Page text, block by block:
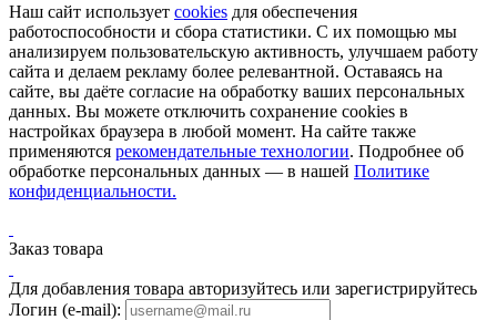
Наш сайт использует cookies для обеспечения
работоспособности и сбора статистики. С их помощью мы
анализируем пользовательскую активность, улучшаем работу
сайта и делаем рекламу более релевантной. Оставаясь на
сайте, вы даёте согласие на обработку ваших персональных
данных. Вы можете отключить сохранение cookies в
настройках браузера в любой момент. На сайте также
применяются рекомендательные технологии. Подробнее об
обработке персональных данных — в нашей Политике
конфиденциальности.
Заказ товара
Для добавления товара авторизуйтесь или зарегистрируйтесь
Логин (e-mail):